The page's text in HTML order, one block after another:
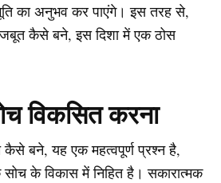
का अनुभव कर पाएंगे। इस तरह से,
कैसे बने, इस दिशा में एक ठोस
विकसित करना
बने, यह एक महत्वपूर्ण प्रश्न है,
सोच के विकास में निहित है। सकारात्मक